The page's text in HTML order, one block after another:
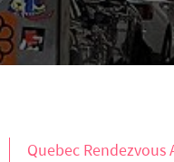
Quebec Rendezvous